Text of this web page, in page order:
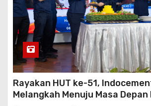
Rayakan HUT ke-51,
Melangkah Menuju Masa